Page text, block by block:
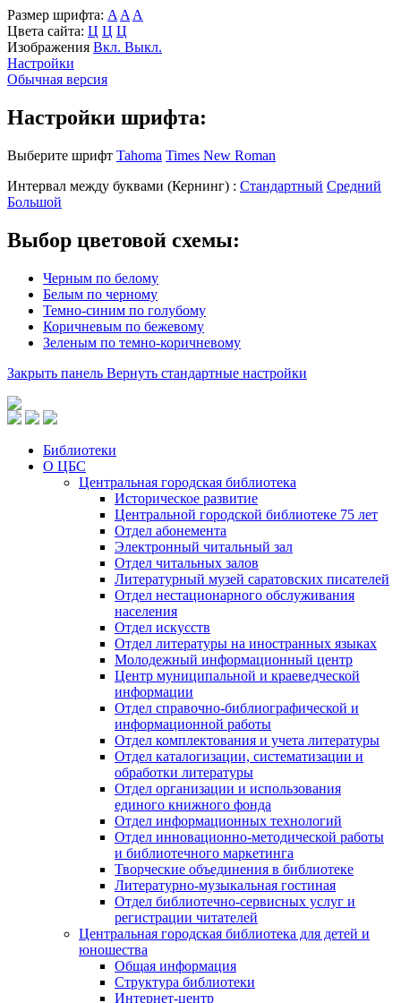
Размер шрифта: A A A
Цвета сайта: Ц Ц Ц
Изображения Вкл. Выкл.
Настройки
Обычная версия
Настройки шрифта:
Выберите шрифт Tahoma Times New Roman
Интервал между буквами (Кернинг) : Стандартный Средний
Большой
Выбор цветовой схемы:
Черным по белому
Белым по черному
Темно-синим по голубому
Коричневым по бежевому
Зеленым по темно-коричневому
Закрыть панель Вернуть стандартные настройки
Библиотеки
О ЦБС
Центральная городская библиотека
Историческое развитие
Центральной городской библиотеке 75 лет
Отдел абонемента
Электронный читальный зал
Отдел читальных залов
Литературный музей саратовских писателей
Отдел нестационарного обслуживания
населения
Отдел искусств
Отдел литературы на иностранных языках
Молодежный информационный центр
Центр муниципальной и краеведческой
информации
Отдел справочно-библиографической и
информационной работы
Отдел комплектования и учета литературы
Отдел каталогизации, систематизации и
обработки литературы
Отдел организации и использования
единого книжного фонда
Отдел информационных технологий
Отдел инновационно-методической работы
и библиотечного маркетинга
Творческие объединения в библиотеке
Литературно-музыкальная гостиная
Отдел библиотечно-сервисных услуг и
регистрации читателей
Центральная городская библиотека для детей и
юношества
Общая информация
Структура библиотеки
Интернет-центр